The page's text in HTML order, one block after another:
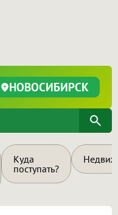
НОВОСИБИРСК
Куда
поступать?